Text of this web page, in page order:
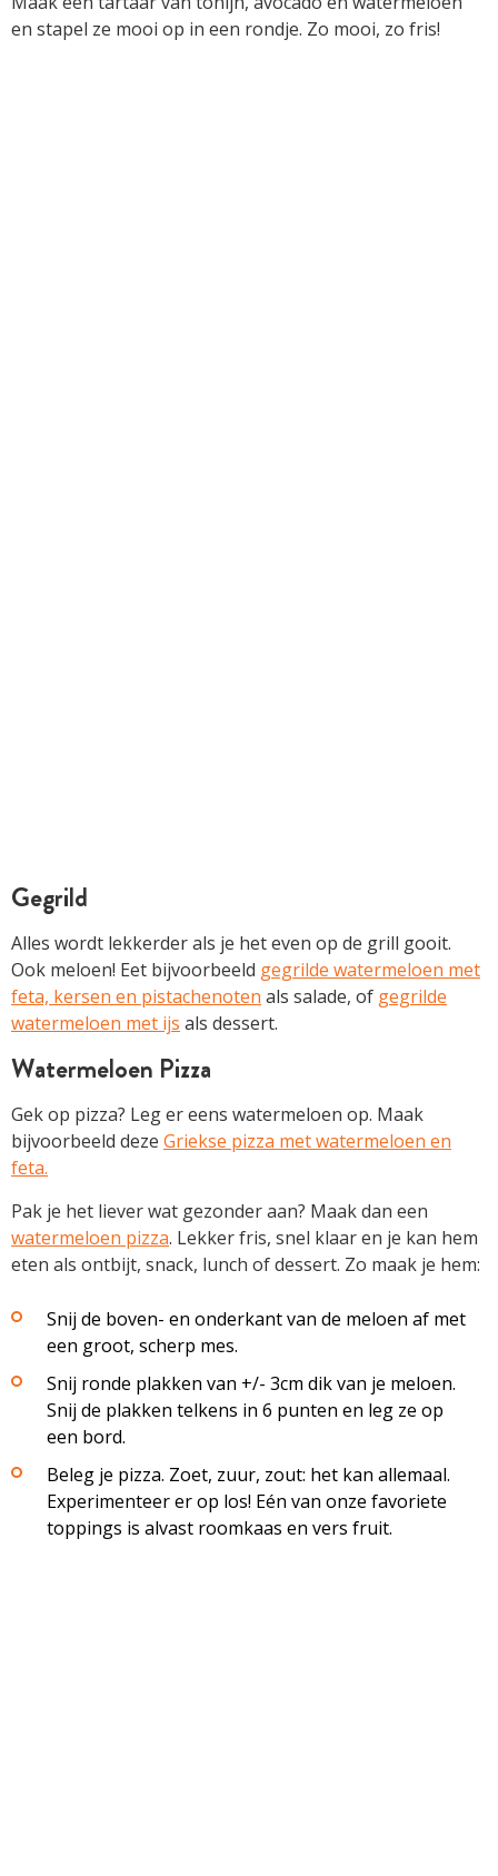
en stapel ze mooi op in een rondje. Zo mooi, zo fris!
Gegrild
Alles wordt lekkerder als je het even op de grill gooit.
Ook meloen! Eet bijvoorbeeld gegrilde watermeloen met
feta, kersen en pistachenoten als salade, of gegrilde
watermeloen met ijs als dessert.
Watermeloen Pizza
Gek op pizza? Leg er eens watermeloen op. Maak
bijvoorbeeld deze Griekse pizza met watermeloen en
feta.
Pak je het liever wat gezonder aan? Maak dan een
watermeloen pizza. Lekker fris, snel klaar en je kan hem
eten als ontbijt, snack, lunch of dessert. Zo maak je hem:
Snij de boven- en onderkant van de meloen af met
een groot, scherp mes.
Snij ronde plakken van +/- 3cm dik van je meloen.
Snij de plakken telkens in 6 punten en leg ze op
een bord.
Beleg je pizza. Zoet, zuur, zout: het kan allemaal.
Experimenteer er op los! Eén van onze favoriete
toppings is alvast roomkaas en vers fruit.